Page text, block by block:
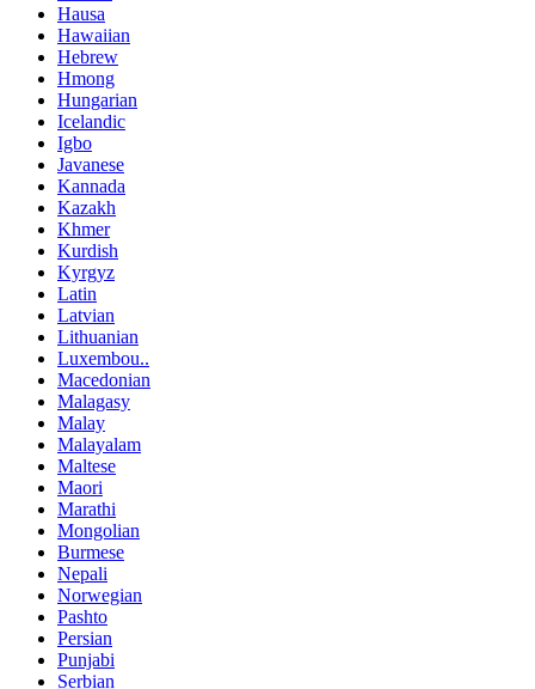
Hausa
Hawaiian
Hebrew
Hmong
Hungarian
Icelandic
Igbo
Javanese
Kannada
Kazakh
Khmer
Kurdish
Kyrgyz
Latin
Latvian
Lithuanian
Luxembou..
Macedonian
Malagasy
Malay
Malayalam
Maltese
Maori
Marathi
Mongolian
Burmese
Nepali
Norwegian
Pashto
Persian
Punjabi
Serbian